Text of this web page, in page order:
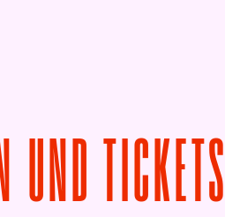
UND